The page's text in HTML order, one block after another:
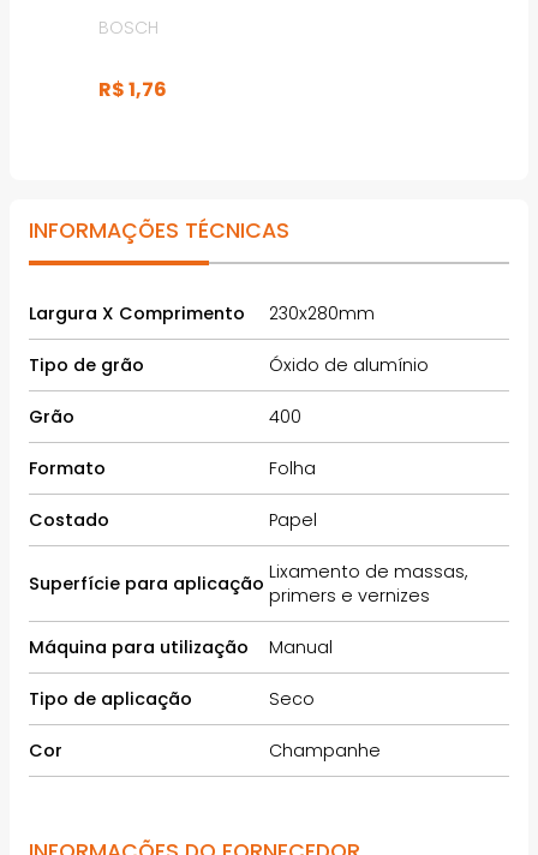
BOSCH
R$1,76
INFORMAÇÕES TÉCNICAS
Largura X Comprimento 230x280mm
Tipo de grão Óxido de alumínio
Grão 400
Formato Folha
Costado Papel
Superfície para aplicação Lixamento de massas,
primers e vernizes
Máquina para utilização Manual
Tipo de aplicação Seco
Cor Champanhe